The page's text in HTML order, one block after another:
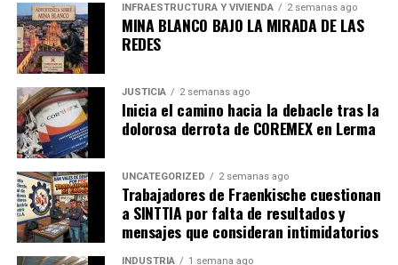
Por otra parte, la prensa le preguntó a Vedoya sobre la
caída de las exportaciones de acero en abril con una
tarifa del 25% ¿qué va a pasar ahora con el incremento?
gobierno de México, creo que ellos tienen una serie de
acciones y una visión muy clara de hacia dónde
queremos seguir».
—¿Se van a frenar las exportaciones mientras se
mantenga el 50% de aranceles al acero?
—»Sí por supuesto, se han frenado. Los últimos datos de
INFRAESTRUCTURA Y VIVIENDA 2 semanas ago
MINA BLANCO BAJO LA MIRADA DE LAS
REDES
JUSTICIA 2 semanas ago
Inicia el camino hacia la debacle tras la
dolorosa derrota de COREMEX en Lerma
UNCATEGORIZED 2 semanas ago
Trabajadores de Fraenkische cuestionan
a SINTTIA por falta de resultados y
mensajes que consideran intimidatorios
INDUSTRIA 1 semana ago